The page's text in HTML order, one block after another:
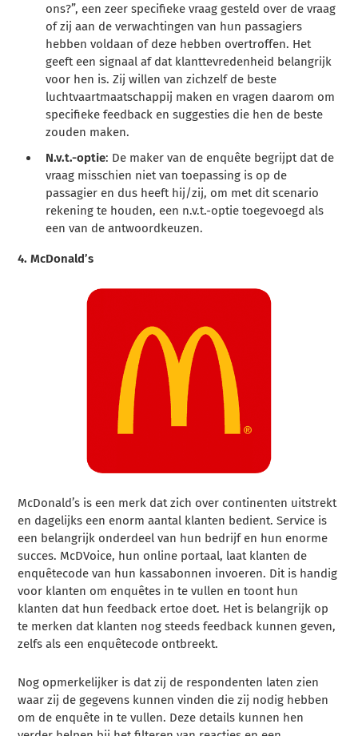
ons?”, een zeer specifieke vraag gesteld over de vraag
of zij aan de verwachtingen van hun passagiers
hebben voldaan of deze hebben overtroffen. Het
geeft een signaal af dat klanttevredenheid belangrijk
voor hen is. Zij willen van zichzelf de beste
luchtvaartmaatschappij maken en vragen daarom om
specifieke feedback en suggesties die hen de beste
zouden maken.
N.v.t.-optie: De maker van de enquête begrijpt dat de
vraag misschien niet van toepassing is op de
passagier en dus heeft hij/zij, om met dit scenario
rekening te houden, een n.v.t.-optie toegevoegd als
een van de antwoordkeuzen.
4.McDonald’s
McDonald’s is een merk dat zich over continenten uitstrekt
en dagelijks een enorm aantal klanten bedient. Service is
een belangrijk onderdeel van hun bedrijf en hun enorme
succes. McDVoice, hun online portaal, laat klanten de
enquêtecode van hun kassabonnen invoeren. Dit is handig
voor klanten om enquêtes in te vullen en toont hun
klanten dat hun feedback ertoe doet. Het is belangrijk op
te merken dat klanten nog steeds feedback kunnen geven,
zelfs als een enquêtecode ontbreekt.
Nog opmerkelijker is dat zij de respondenten laten zien
waar zij de gegevens kunnen vinden die zij nodig hebben
om de enquête in te vullen. Deze details kunnen hen